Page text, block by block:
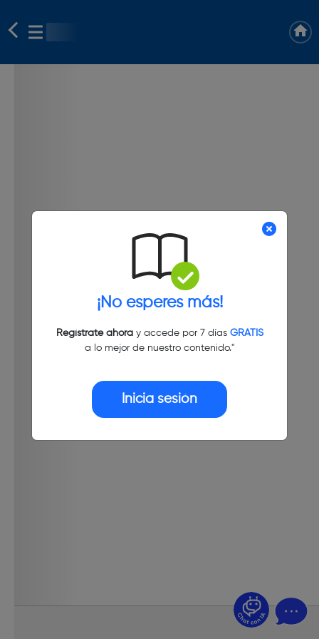
¡No esperes más!
Regístrate ahoray accede por 7 días GRATIS
a lo mejor de nuestro contenido."
Inicia sesión